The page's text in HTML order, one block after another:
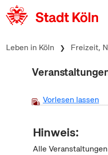
zum Inhalt springen
Leben in Köln Freizeit,
Vorlesen lassen
Hinweis:
Alle